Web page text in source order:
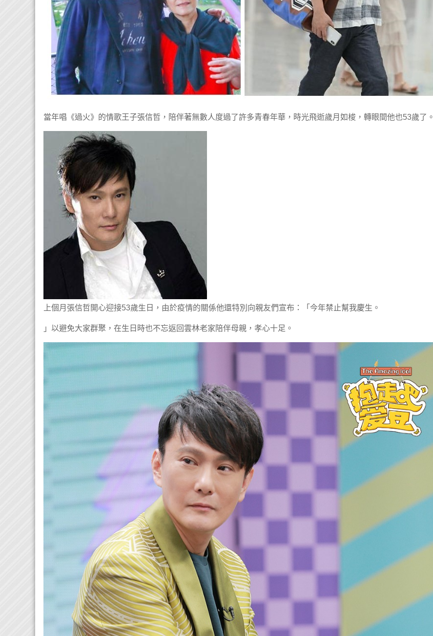
當年唱《過火》的情歌王子張信哲，陪伴著無數人度過了許多青春年華，時光飛逝歲月如梭，轉眼間他也53歲了。
上個月張信哲開心迎接53歲生日，由於疫情的關係他還特別向親友們宣布：「今年禁止幫我慶生。
」以避免大家群聚，在生日時也不忘返回雲林老家陪伴母親，孝心十足。